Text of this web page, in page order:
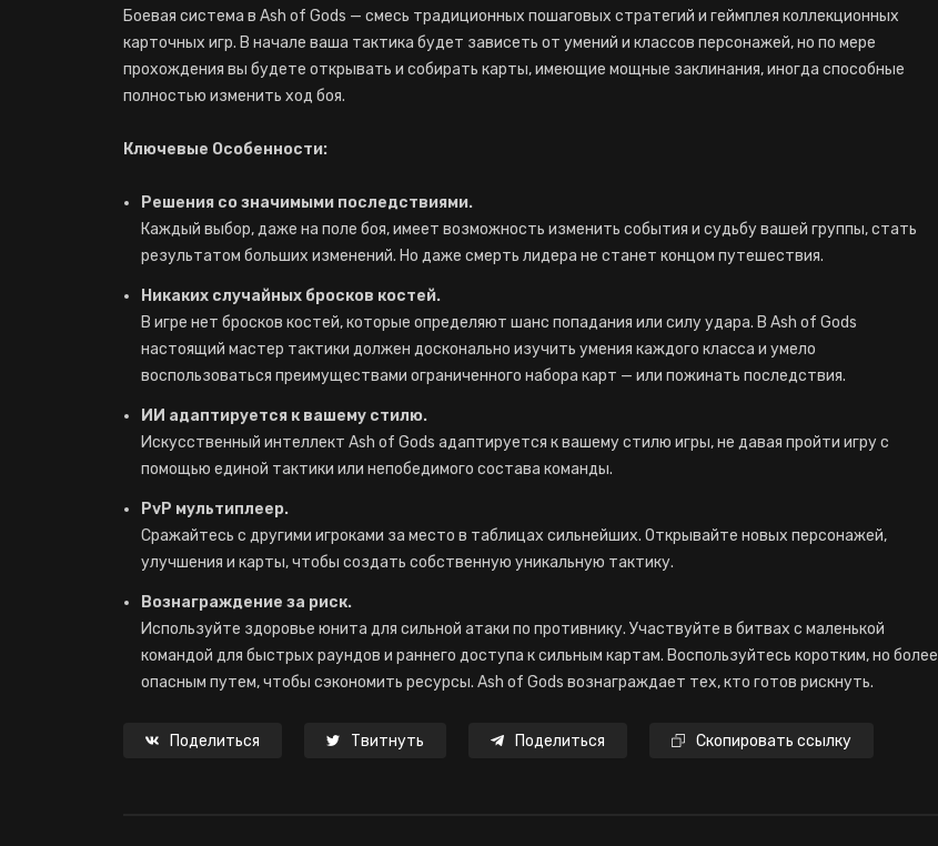
Боевая система в Ash of Gods — смесь традиционных пошаговых стратегий и геймплея коллекционных
карточных игр. В начале ваша тактика будет зависеть от умений и классов персонажей, но по мере
прохождения вы будете открывать и собирать карты, имеющие мощные заклинания, иногда способные
полностью изменить ход боя.
Ключевые Особенности:
Решения со значимыми последствиями.
Каждый выбор, даже на поле боя, имеет возможность изменить события и судьбу вашей группы, стать
результатом больших изменений. Но даже смерть лидера не станет концом путешествия.
Никаких случайных бросков костей.
В игре нет бросков костей, которые определяют шанс попадания или силу удара. В Ash of Gods
настоящий мастер тактики должен досконально изучить умения каждого класса и умело
воспользоваться преимуществами ограниченного набора карт — или пожинать последствия.
ИИ адаптируется к вашему стилю.
Искусственный интеллект Ash of Gods адаптируется к вашему стилю игры, не давая пройти игру с
помощью единой тактики или непобедимого состава команды.
PvP мультиплеер.
Cражайтесь с другими игроками за место в таблицах сильнейших. Открывайте новых персонажей,
улучшения и карты, чтобы создать собственную уникальную тактику.
Вознаграждение за риск.
Используйте здоровье юнита для сильной атаки по противнику. Участвуйте в битвах с маленькой
командой для быстрых раундов и раннего доступа к сильным картам. Воспользуйтесь коротким, но более
опасным путем, чтобы сэкономить ресурсы. Ash of Gods вознаграждает тех, кто готов рискнуть.
Поделиться Твитнуть Поделиться Скопировать ссылку